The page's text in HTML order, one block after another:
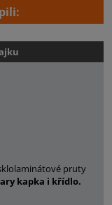
pruty
kapka i křídlo.